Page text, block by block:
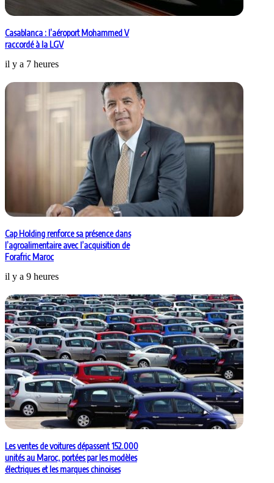
Casablanca : l’aéroport Mohammed V
raccordé à la LGV
il y a 7 heures
Cap Holding renforce sa présence dans
l’agroalimentaire avec l’acquisition de
Forafric Maroc
il y a 9 heures
Les ventes de voitures dépassent 152.000
unités au Maroc, portées par les modèles
électriques et les marques chinoises